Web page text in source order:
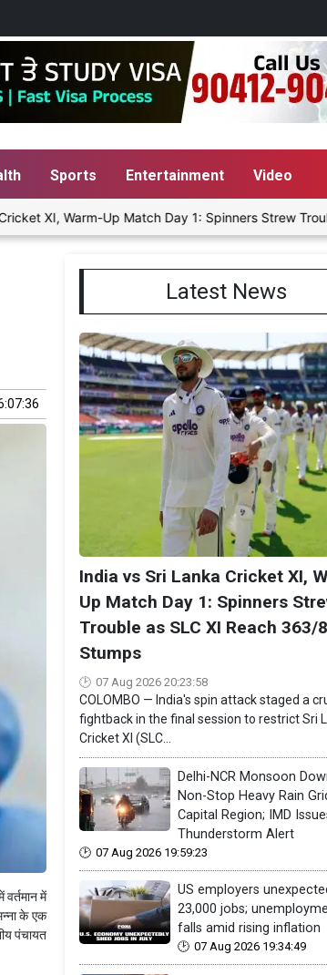
Sports Entertainment Video
Up Match Day 1: Spinners Strew Trouble as SLC
में
के एक
पंचायत
Latest News
India vs Sri Lanka Cricket XI,
Up Match Day 1: Spinners
Trouble as SLC XI Reach 363/
Stumps
07 Aug 2026 20:23:58
COLOMBO — India's spin attack staged a
fightback in the final session to restrict Sri
Cricket XI (SLC...
Delhi-NCR Monsoon
Non-Stop Heavy Rain
Capital Region; IMD
Thunderstorm Alert
07 Aug 2026 19:59:23
US employers
23,000 jobs;
falls amid rising inflation
07 Aug 2026 19:34:49